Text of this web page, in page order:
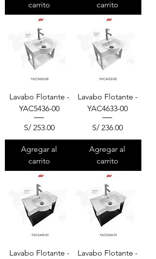
carrito
carrito
Lavabo Flotante -
YAC5436-00
Precio
S/ 253.00
Agregar al
carrito
Lavabo Flotante -
YAC4633-00
Precio
S/ 236.00
Agregar al
carrito
Lavabo Flotante -
Lavabo Flotante -